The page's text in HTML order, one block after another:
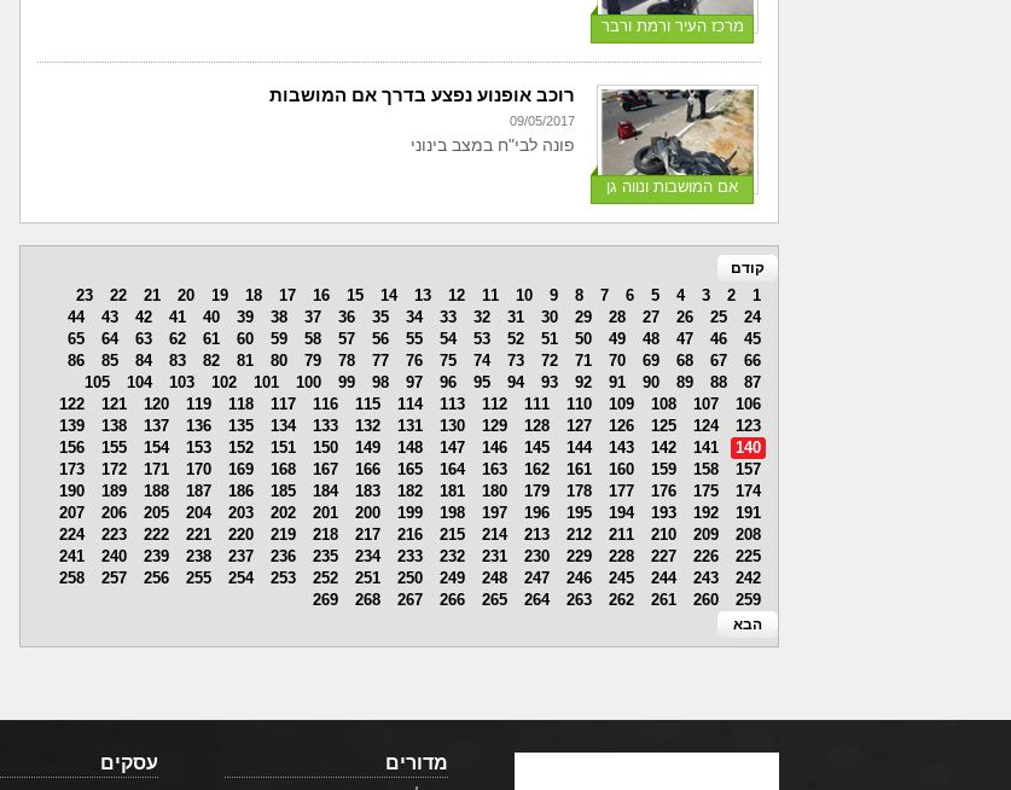
מרכז העיר ורמת ורבר
אם המושבות ונווה גן
רוכב אופנוע נפצע בדרך אם המושבות
09/05/2017
פונה לבי"ח במצב בינוני
קודם
1
2
3
4
5
6
7
8
9
10
11
12
13
14
15
16
17
18
19
20
21
22
23
24
25
26
27
28
29
30
31
32
33
34
35
36
37
38
39
40
41
42
43
44
45
46
47
48
49
50
51
52
53
54
55
56
57
58
59
60
61
62
63
64
65
66
67
68
69
70
71
72
73
74
75
76
77
78
79
80
81
82
83
84
85
86
87
88
89
90
91
92
93
94
95
96
97
98
99
100
101
102
103
104
105
106
107
108
109
110
111
112
113
114
115
116
117
118
119
120
121
122
123
124
125
126
127
128
129
130
131
132
133
134
135
136
137
138
139
140
141
142
143
144
145
146
147
148
149
150
151
152
153
154
155
156
157
158
159
160
161
162
163
164
165
166
167
168
169
170
171
172
173
174
175
176
177
178
179
180
181
182
183
184
185
186
187
188
189
190
191
192
193
194
195
196
197
198
199
200
201
202
203
204
205
206
207
208
209
210
211
212
213
214
215
216
217
218
219
220
221
222
223
224
225
226
227
228
229
230
231
232
233
234
235
236
237
238
239
240
241
242
243
244
245
246
247
248
249
250
251
252
253
254
255
256
257
258
259
260
261
262
263
264
265
266
267
268
269
הבא
מדורים עסקים